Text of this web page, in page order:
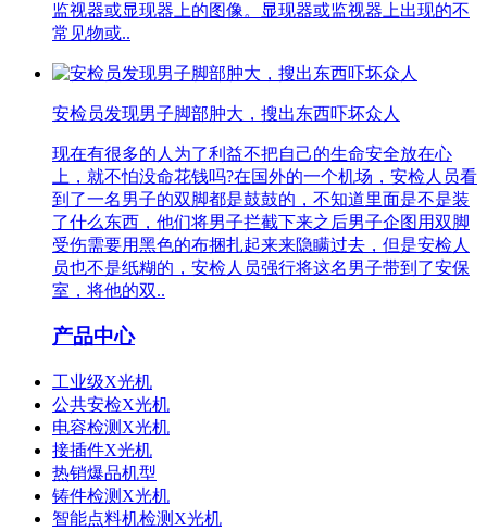
监视器或显现器上的图像。显现器或监视器上出现的不
常见物或..
安检员发现男子脚部肿大，搜出东西吓坏众人
现在有很多的人为了利益不把自己的生命安全放在心
上，就不怕没命花钱吗?在国外的一个机场，安检人员看
到了一名男子的双脚都是鼓鼓的，不知道里面是不是装
了什么东西，他们将男子拦截下来之后男子企图用双脚
受伤需要用黑色的布捆扎起来来隐瞒过去，但是安检人
员也不是纸糊的，安检人员强行将这名男子带到了安保
室，将他的双..
产品中心
工业级X光机
公共安检X光机
电容检测X光机
接插件X光机
热销爆品机型
铸件检测X光机
智能点料机检测X光机